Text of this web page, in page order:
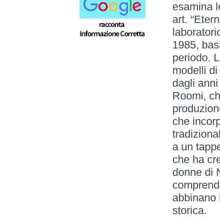
esamina
art.
1985,
periodo.
modelli
dagli
Roomi,
che
a un
che ha
donne di
abbinano
storica.